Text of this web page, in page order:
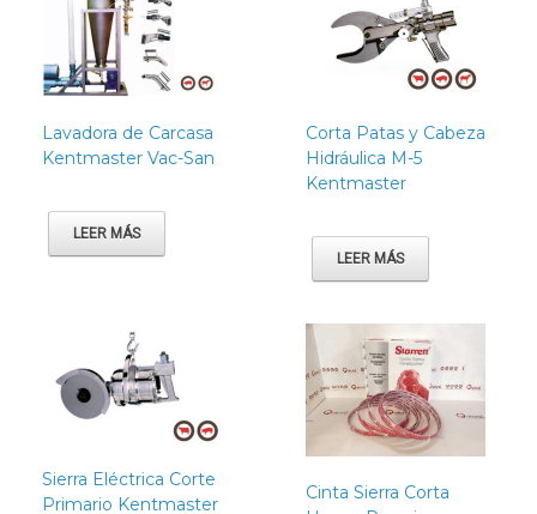
Lavadora de Carcasa
Kentmaster Vac-San
LEER MÁS
Corta Patas y Cabeza
Hidráulica M-5
Kentmaster
LEER MÁS
Sierra Eléctrica Corte
Primario Kentmaster
Cinta Sierra Corta